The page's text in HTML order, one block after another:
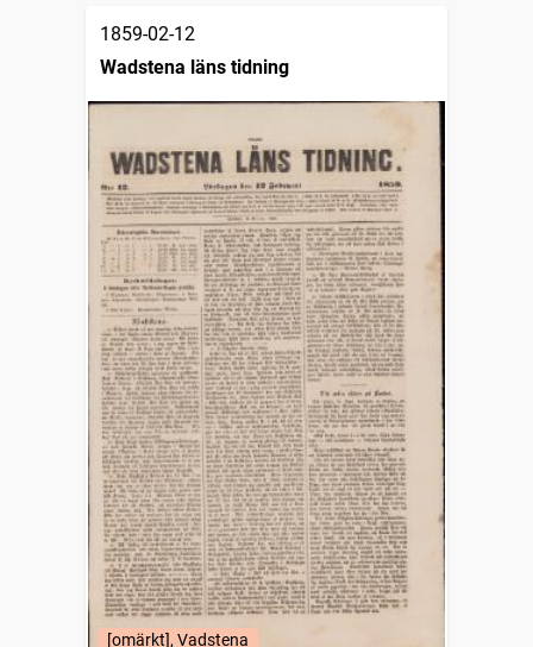
1859-02-12
Wadstena läns tidning
[omärkt], Vadstena